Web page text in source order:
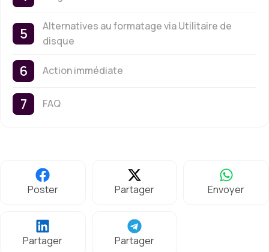
Alternatives au formatage via Utilitaire de
disque
Action immédiate
FAQ
Poster Partager Envoyer
Partager Partager